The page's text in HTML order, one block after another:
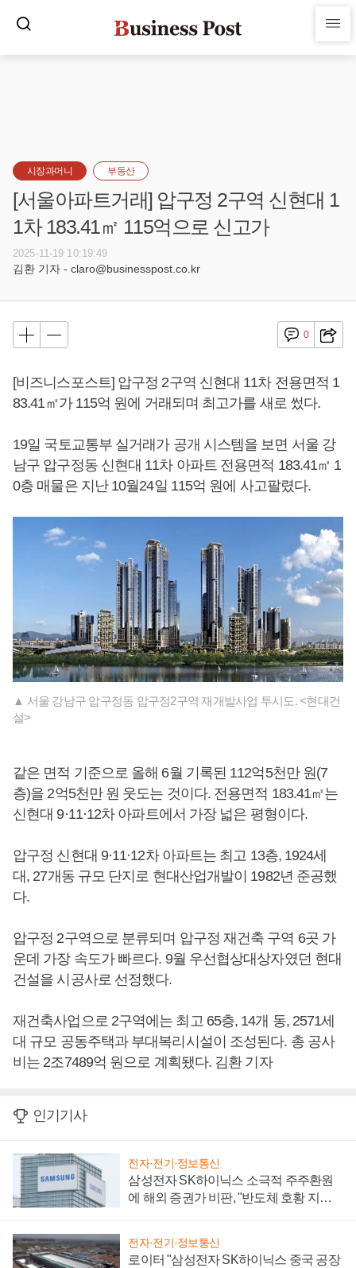
시장과머니 부동산
[서울아파트거래] 압구정 2구역 신현대 1
1차 183.41㎡ 115억으로 신고가
2025-11-19 10:19:49
김환 기자 - claro@businesspost.co.kr
0
[비즈니스포스트] 압구정 2구역 신현대 11차 전용면적 1
83.41㎡가 115억 원에 거래되며 최고가를 새로 썼다.
19일 국토교통부 실거래가 공개 시스템을 보면 서울 강
남구 압구정동 신현대 11차 아파트 전용면적 183.41㎡ 1
0층 매물은 지난 10월24일 115억 원에 사고팔렸다.
▲ 서울 강남구 압구정동 압구정2구역 재개발사업 투시도. <현대건
설>
같은 면적 기준으로 올해 6월 기록된 112억5천만 원(7
층)을 2억5천만 원 웃도는 것이다. 전용면적 183.41㎡는
신현대 9·11·12차 아파트에서 가장 넓은 평형이다.
압구정 신현대 9·11·12차 아파트는 최고 13층, 1924세
대, 27개동 규모 단지로 현대산업개발이 1982년 준공했
다.
압구정 2구역으로 분류되며 압구정 재건축 구역 6곳 가
운데 가장 속도가 빠르다. 9월 우선협상대상자였던 현대
건설을 시공사로 선정했다.
재건축사업으로 2구역에는 최고 65층, 14개 동, 2571세
대 규모 공동주택과 부대복리시설이 조성된다. 총 공사
비는 2조7489억 원으로 계획됐다. 김환 기자
인기기사
전자·전기·정보통신
삼성전자 SK하이닉스 소극적 주주환원
에 해외 증권가 비판, "반도체 호황 지속
전자·전기·정보통신
로이터 "삼성전자 SK하이닉스 중국 공장